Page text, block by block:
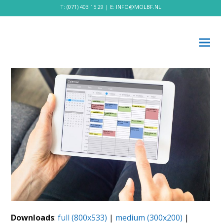
T: (071) 403 15 29 | E: INFO@MOLBF.NL
Downloads:full (800x533) | medium (300x200) |